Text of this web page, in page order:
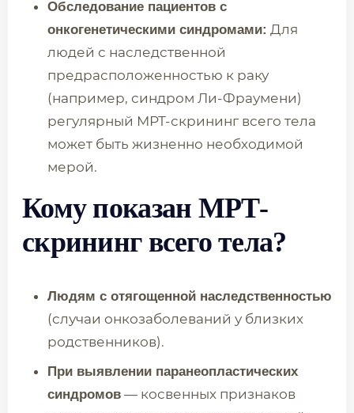
Обследование пациентов с
онкогенетическими синдромами: Для
людей с наследственной
предрасположенностью к раку
(например, синдром Ли-Фраумени)
регулярный МРТ-скрининг всего тела
может быть жизненно необходимой
мерой.
Кому показан МРТ-
скрининг всего тела?
Людям с отягощенной наследственностью
(случаи онкозаболеваний у близких
родственников).
При выявлении паранеопластических
синдромов — косвенных признаков